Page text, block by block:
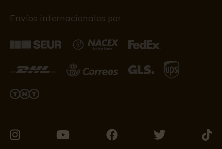
Envíos internacionales por